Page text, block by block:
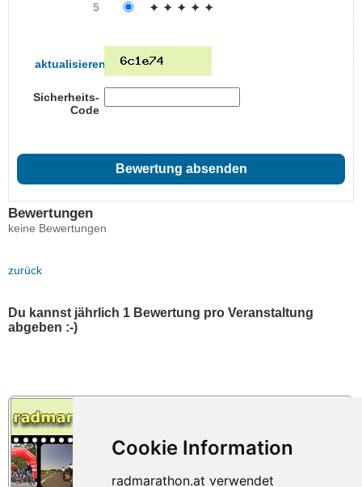
5 ✦ ✦ ✦ ✦ ✦
aktualisieren
Sicherheits-
Code
Bewertungen
keine Bewertungen
zurück
Du kannst jährlich 1 Bewertung pro Veranstaltung
abgeben :-)